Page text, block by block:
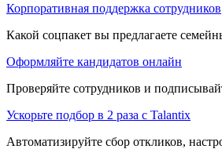
Корпоративная поддержка сотрудников
Какой соцпакет вы предлагаете
Оформляйте кандидатов онлайн
Проверяйте сотрудников и
Ускорьте подбор в 2 раза с Talantix
Автоматизируйте сбор откликов,